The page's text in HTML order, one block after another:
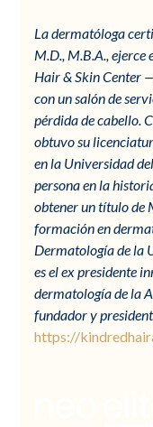
La dermatóloga
M.D., M.B.A.,
Hair & Skin Center
con un salón de
pérdida de cabello.
obtuvo su
en la Universidad
persona en la
obtener un título de
formación en
Dermatología de la
es el ex presidente
dermatología de la
fundador y
https://